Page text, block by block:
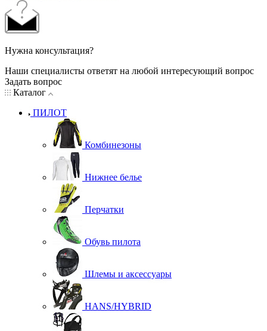
Нужна консультация?
Наши специалисты ответят на любой интересующий вопрос
Задать вопрос
Каталог
ПИЛОТ
Комбинезоны
Нижнее белье
Перчатки
Обувь пилота
Шлемы и аксессуары
HANS/HYBRID